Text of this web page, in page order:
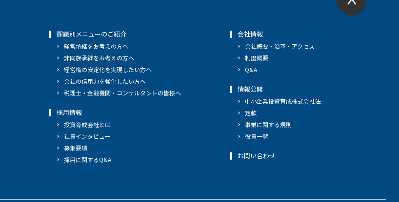
課題別メニューのご紹介
経営承継をお考えの方へ
非同族承継をお考えの方へ
経営権の安定化を実現したい方へ
会社の信用力を強化したい方へ
税理士・金融機関・コンサルタントの皆様へ
採用情報
投資育成会社とは
社員インタビュー
募集要項
採用に関するQ&A
会社情報
会社概要・沿革・アクセス
制度概要
Q&A
情報公開
中小企業投資育成株式会社法
定款
事業に関する規則
役員一覧
お問い合わせ